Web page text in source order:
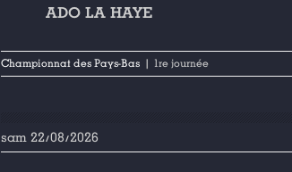
ADO LA HAYE
Championnat des Pays-Bas | 1re journée
sam 22/08/2026